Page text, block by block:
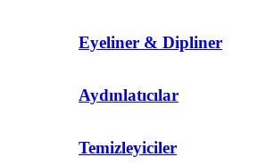
Eyeliner & Dipliner
Aydınlatıcılar
Temizleyiciler